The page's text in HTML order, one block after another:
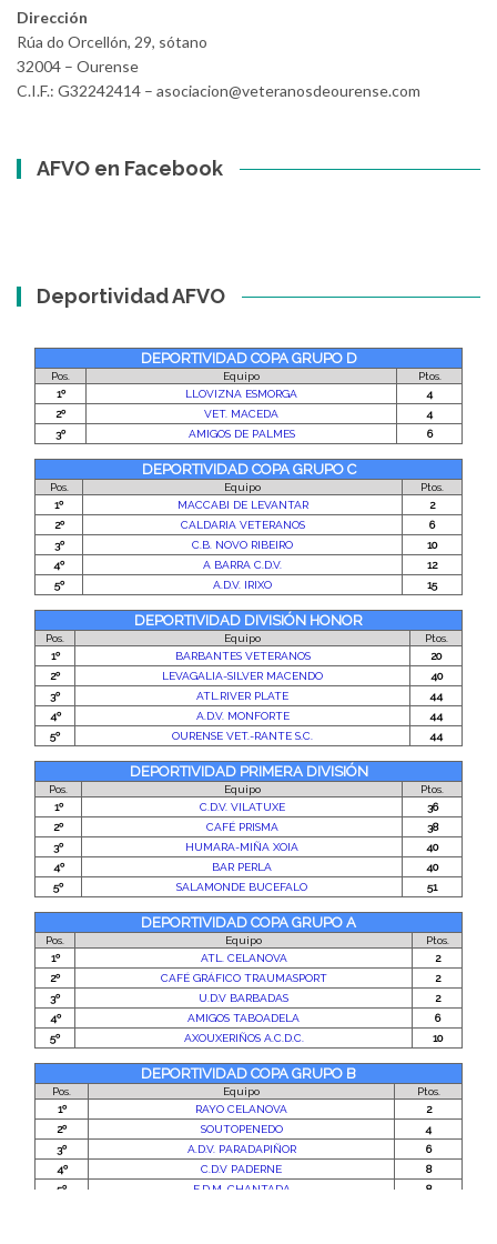
Dirección
Rúa do Orcellón, 29, sótano
32004 – Ourense
C.I.F.: G32242414 – asociacion@veteranosdeourense.com
AFVO en Facebook
Deportividad AFVO